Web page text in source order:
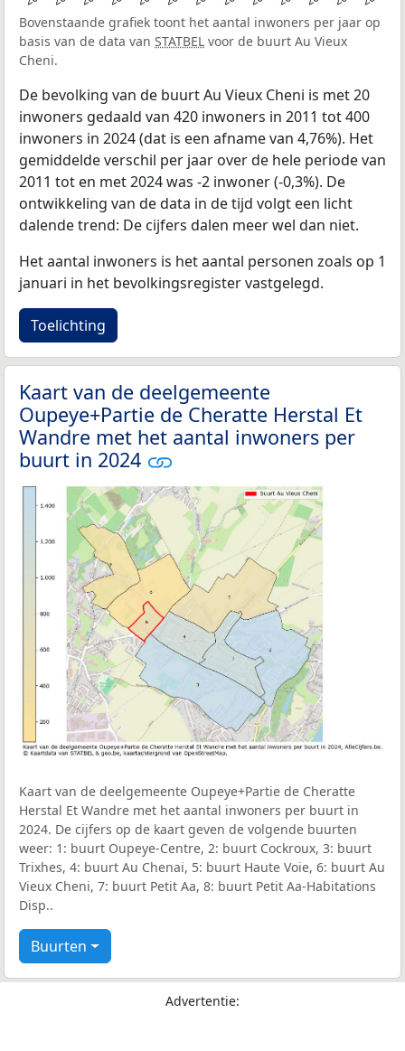
Bovenstaande grafiek toont het aantal inwoners per jaar op
basis van de data van STATBEL voor de buurt Au Vieux
Cheni.
De bevolking van de buurt Au Vieux Cheni is met 20
inwoners gedaald van 420 inwoners in 2011 tot 400
inwoners in 2024 (dat is een afname van 4,76%). Het
gemiddelde verschil per jaar over de hele periode van
2011 tot en met 2024 was -2 inwoner (-0,3%). De
ontwikkeling van de data in de tijd volgt een licht
dalende trend: De cijfers dalen meer wel dan niet.
Het aantal inwoners is het aantal personen zoals op 1
januari in het bevolkingsregister vastgelegd.
Toelichting
Kaart van de deelgemeente
Oupeye+Partie de Cheratte Herstal Et
Wandre met het aantal inwoners per
buurt in 2024
Kaart van de deelgemeente Oupeye+Partie de Cheratte
Herstal Et Wandre met het aantal inwoners per buurt in
2024. De cijfers op de kaart geven de volgende buurten
weer: 1: buurt Oupeye-Centre, 2: buurt Cockroux, 3: buurt
Trixhes, 4: buurt Au Chenai, 5: buurt Haute Voie, 6: buurt Au
Vieux Cheni, 7: buurt Petit Aa, 8: buurt Petit Aa-Habitations
Disp..
Buurten
Advertentie: